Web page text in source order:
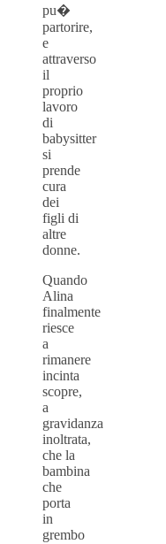
pu�
partorire,
e
attraverso
il
proprio
lavoro
di
babysitter
si
prende
cura
dei
figli di
altre
donne.
Quando
Alina
finalmente
riesce
a
rimanere
incinta
scopre,
a
gravidanza
inoltrata,
che la
bambina
che
porta
in
grembo